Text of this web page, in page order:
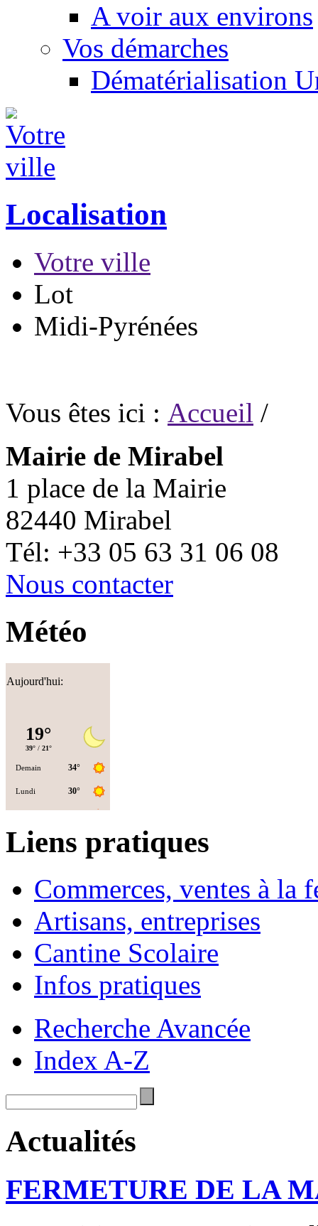
A voir aux environs
Vos démarches
Dématérialisation
Localisation
Votre ville
Lot
Midi-Pyrénées
Vous êtes ici : Accueil /
Mairie de Mirabel
1 place de la Mairie
82440 Mirabel
Tél: +33 05 63 31 06 08
Nous contacter
Météo
Aujourd'hui:
Liens pratiques
Commerces, ventes à la
Artisans, entreprises
Cantine Scolaire
Infos pratiques
Recherche Avancée
Index A-Z
Actualités
FERMETURE DE LA